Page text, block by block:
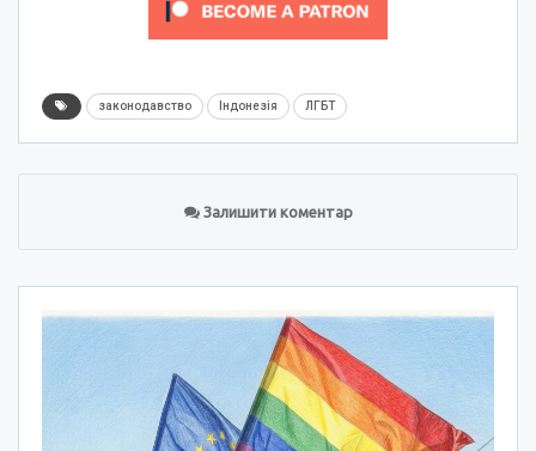
законодавство Індонезія ЛГБТ
Залишити коментар